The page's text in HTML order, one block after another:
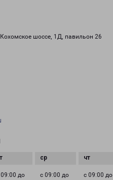
Кохомское шоссе, 1Д, павильон 26
09:00 до
с 09:00 до
с 09:00 до